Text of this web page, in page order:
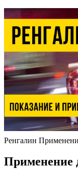
Ренгалин
Применение